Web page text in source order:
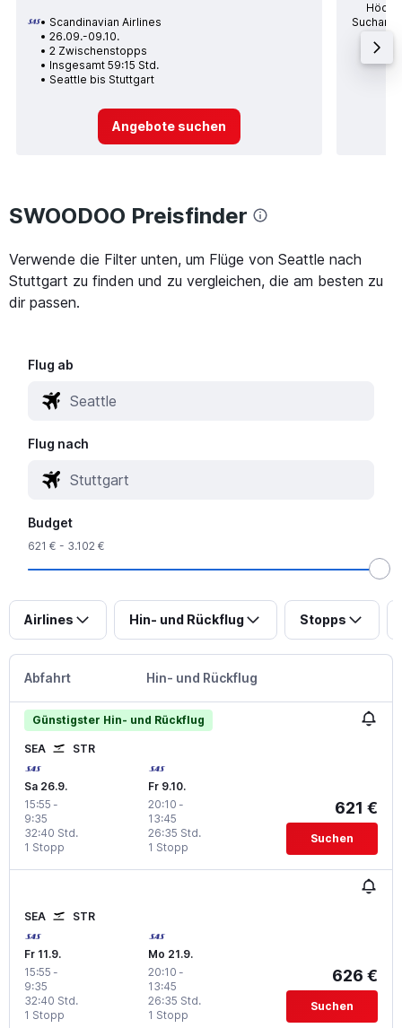
Scandinavian Airlines
26.09.-09.10.
2 Zwischenstopps
Insgesamt 59:15 Std.
Seattle bis Stuttgart
Angebote suchen
SWOODOO Preisfinder
Verwende die Filter unten, um Flüge von Seattle nach
Stuttgart zu finden und zu vergleichen, die am besten zu
dir passen.
Flug ab
Flug nach
Budget
621 € - 3.102 €
Airlines Hin- und Rückflug Stopps
Abfahrt Hin- und Rückflug
Günstigster Hin- und Rückflug
SEA STR
Sa 26.9.
15:55 -
9:35
1 Stopp
32:40 Std.
Fr 9.10.
20:10 -
13:45
1 Stopp
26:35 Std.
621 €
Suchen
SEA STR
Fr 11.9.
15:55 -
9:35
1 Stopp
32:40 Std.
Mo 21.9.
20:10 -
13:45
1 Stopp
26:35 Std.
626 €
Suchen